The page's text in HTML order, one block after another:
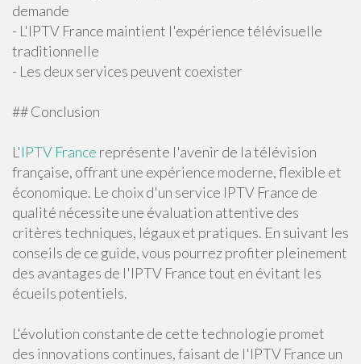
demande
- L'IPTV France maintient l'expérience télévisuelle
traditionnelle
- Les deux services peuvent coexister
## Conclusion
L'IPTV France représente l'avenir de la télévision
française, offrant une expérience moderne, flexible et
économique. Le choix d'un service IPTV France de
qualité nécessite une évaluation attentive des
critères techniques, légaux et pratiques. En suivant les
conseils de ce guide, vous pourrez profiter pleinement
des avantages de l'IPTV France tout en évitant les
écueils potentiels.
L'évolution constante de cette technologie promet
des innovations continues, faisant de l'IPTV France un